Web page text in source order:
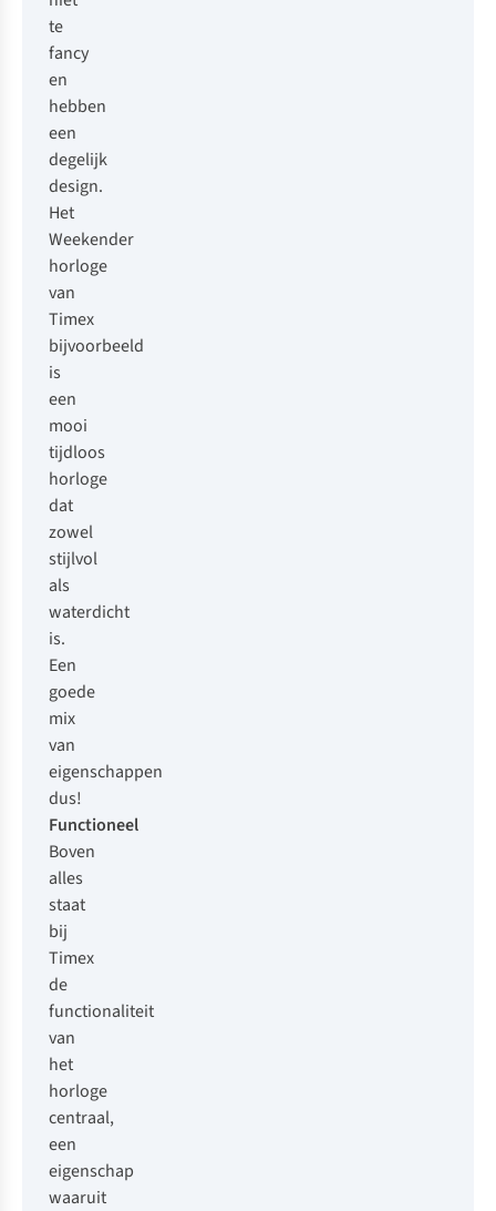
te
fancy
en
hebben
een
degelijk
design.
Het
Weekender
horloge
van
Timex
bijvoorbeeld
is
een
mooi
tijdloos
horloge
dat
zowel
stijlvol
als
waterdicht
is.
Een
goede
mix
van
eigenschappen
dus!
Functioneel
Boven
alles
staat
bij
Timex
de
functionaliteit
van
het
horloge
centraal,
een
eigenschap
waaruit